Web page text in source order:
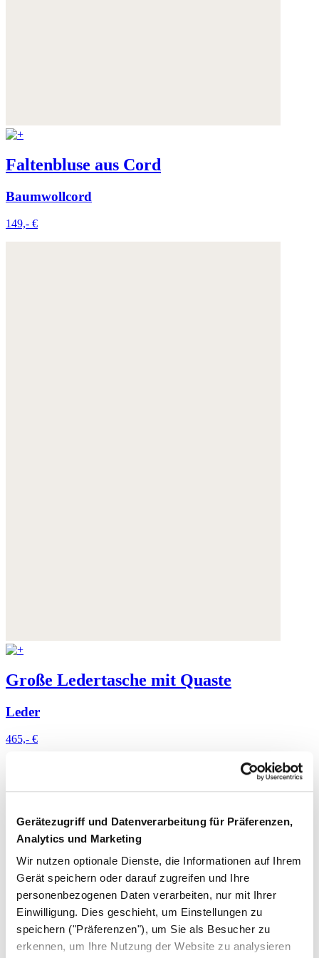
Gerätezugriff und Datenverarbeitung für Präferenzen,
Analytics und Marketing
Wir nutzen optionale Dienste, die Informationen auf Ihrem
Gerät speichern oder darauf zugreifen und Ihre
personenbezogenen Daten verarbeiten, nur mit Ihrer
Einwilligung. Dies geschieht, um Einstellungen zu
speichern ("Präferenzen"), um Sie als Besucher zu
erkennen, um Ihre Nutzung der Website zu analysieren
Faltenbluse aus Cord
Baumwollcord
149,- €
Große Ledertasche mit Quaste
Leder
465,- €